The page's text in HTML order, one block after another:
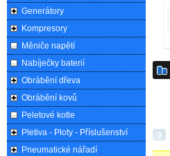
Generátory
Kompresory
Měniče napětí
Nabíječky baterií
Obrábění dřeva
Obrábění kovů
Peletové kotle
Pletiva - Ploty - Příslušenství
Pneumatické nářadí